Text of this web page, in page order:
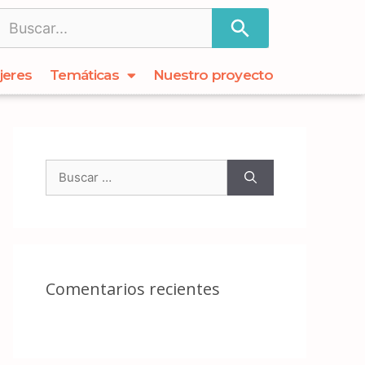
Temáticas Nuestro proyecto
Comentarios recientes